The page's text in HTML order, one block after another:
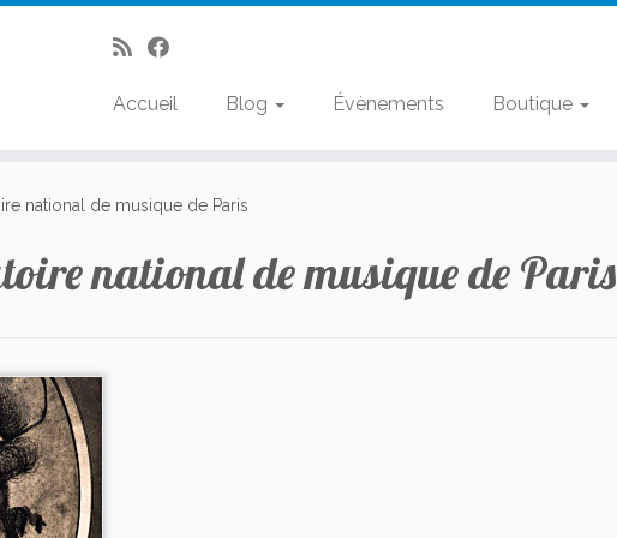
Accueil Blog Évènements Boutique
national de musique de Paris
national de musique de Paris